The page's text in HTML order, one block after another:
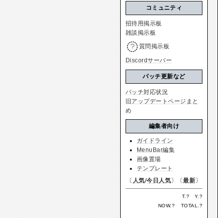
コミュニティ
招待用掲示板
雑談掲示板
質問掲示板
Discordサーバー
パッチ更新など
パッチ対応状況
旧アップデートページまと
め
編集者向け
ガイドライン
MenuBar編集
画像置場
テンプレート
〔 人気/今日人気〕〔最新〕
T.? Y.?
NOW.? TOTAL.?